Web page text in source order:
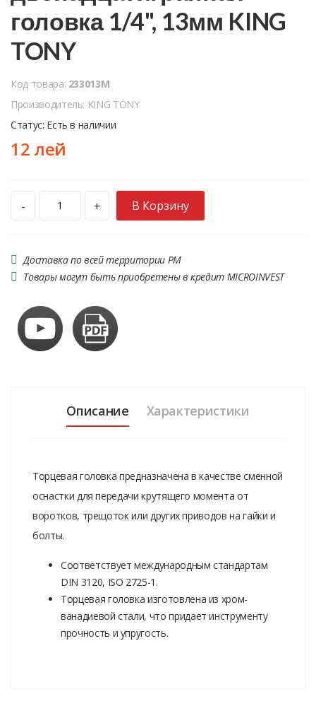
головка 1/4", 13мм KING
TONY
Код товара: 233013M
Производитель: KING TONY
Статус: Есть в наличии
12 лей
- + В Корзину
Доставка по всей территории РМ
Товары могут быть приобретены в кредит MICROINVEST
Описание Характеристики
Торцевая головка предназначена в качестве сменной
оснастки для передачи крутящего момента от
воротков, трещоток или других приводов на гайки и
болты.
Соответствует международным стандартам
DIN 3120, ISO 2725-1.
Торцевая головка изготовлена из хром-
ванадиевой стали, что придает инструменту
прочность и упругость.